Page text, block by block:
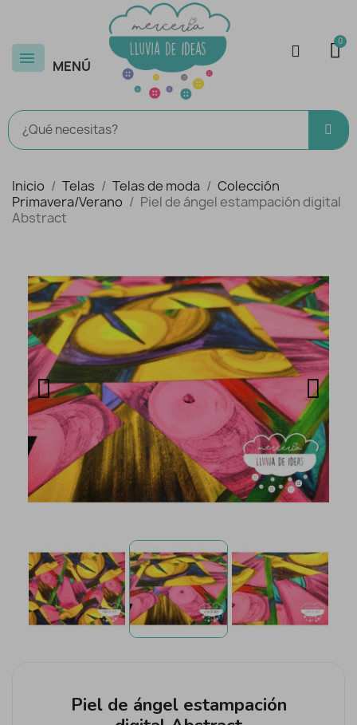
MENÚ
Inicio Telas Telas de moda
Colección
Primavera/Verano
Piel de ángel estampación digital
Abstract
Piel de ángel estampación